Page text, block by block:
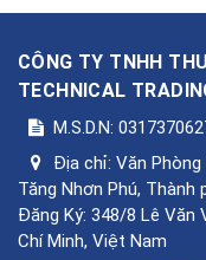
CÔNG TY TNHH
TECHNICAL
M.S.D.N:
Địa chỉ: Văn Phòng
Tăng Nhơn Phú, Thành
Đăng Ký: 348/8 Lê Văn
Chí Minh, Việt Nam